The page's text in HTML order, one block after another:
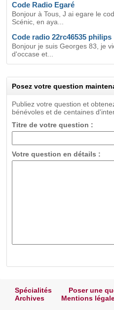
Code Radio Egaré
Bonjour à Tous, J ai egare le
Scénic, en aya...
Code radio 22rc46535 philips
Bonjour je suis Georges 83, je
d'occase et...
Posez votre question
Publiez votre question et
bénévoles et de centaines
Titre de votre question :
Votre question en détails :
Spécialités Poser une
Archives
Mentions